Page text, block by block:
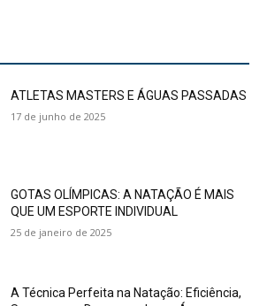
ATLETAS MASTERS E ÁGUAS PASSADAS
17 de junho de 2025
GOTAS OLÍMPICAS: A NATAÇÃO É MAIS
QUE UM ESPORTE INDIVIDUAL
25 de janeiro de 2025
A Técnica Perfeita na Natação: Eficiência,